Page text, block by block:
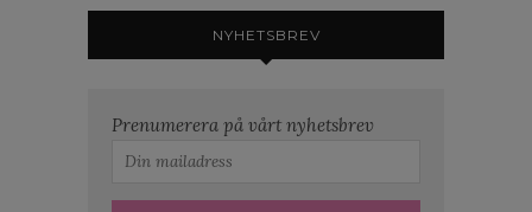
NYHETSBREV
Prenumerera på vårt nyhetsbrev